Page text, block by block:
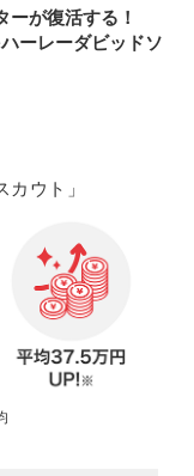
ーが復活する！
ーレーダビッドソ
ウト」